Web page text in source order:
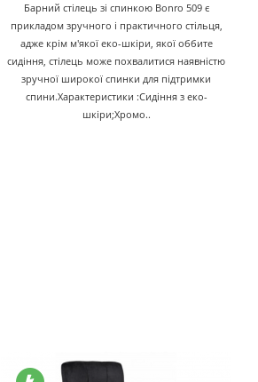
Барний стілець зі спинкою Bonro 509 є
прикладом зручного і практичного стільця,
адже крім м'якої еко-шкіри, якої оббите
сидіння, стілець може похвалитися наявністю
зручної широкої спинки для підтримки
спини.Характеристики :Сидіння з еко-
шкіри;Хромо..